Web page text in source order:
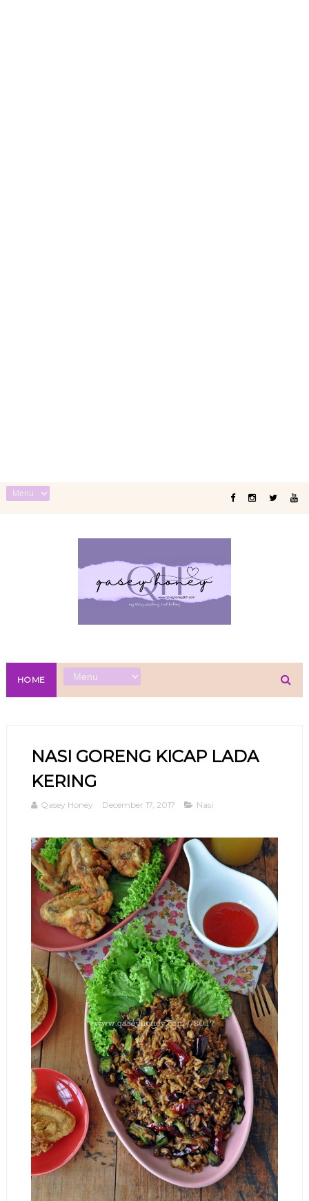
HOME
NASI GORENG KICAP LADA
KERING
Qasey Honey December 17, 2017 Nasi